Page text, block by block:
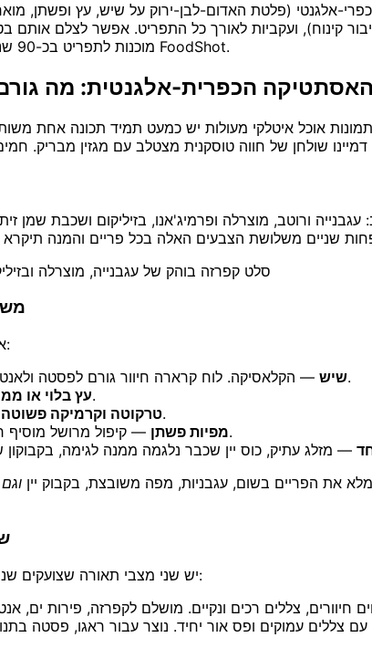
אלגנטי (פלטת האדום-לבן-ירוק על שיש, עץ ופשתן,
קינוח), ועקביות לאורך כל התפריט. אפשר לצלם אותם
מוכנות לתפריט בכ-90 שניות עם עורך מבוסס בינה מלאכותית כמו FoodShot.
האסתטיקה הכפרית-אלגנטית: מה
אוכל איטלקי מעולות יש כמעט תמיד תכונה אחת
ורוטב, מוצרלה ופרמיג'אנו, בזיליקום ושכבת
סלט קפרזה בוהק של עגבנייה, מוצרלה
אוכל איטלקי שייך למשטחים עם קצת גיל ומרקם:
שיש— הקלאסיקה. לוח קרארה חיוור גורם לפסטה ולאנטיפסטי להיראות כמו דלפק מעדנייה רומאי.
עץ בלוי או— חום למנות כפריות, מגשים ולחם.
טרקוטה וקרמיקה פשוטה— אדמתי ועבודת יד, לעולם לא מתחנחן.
מפיות פשתן— קיפול מרושל מוסיף רכות ותחושה של ארוחה אמיתית בתהליך.
את הפריים בשום, עגבניות, מפה משובצת, בקבוק יין וגם
יש שני מצבי תאורה שצועקים שניהם "איטליה", והטריק הוא להתאים אותם למנה:
צללים עמוקים ופס אור יחיד. נוצר עבור ראגו, פסטה